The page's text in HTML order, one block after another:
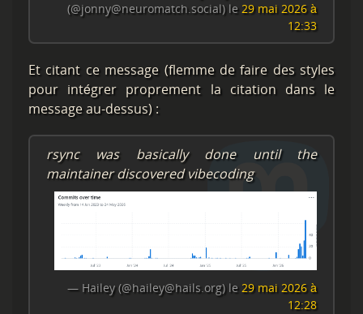
(@jonny@neuromatch.social) le 29 mai 2026 à
12:33
Et citant ce message (flemme de faire des styles
pour intégrer proprement la citation dans le
message au-dessus) :
rsync was basically done until the
maintainer discovered vibecoding
— Hailey (@hailey@hails.org) le 29 mai 2026 à
12:28